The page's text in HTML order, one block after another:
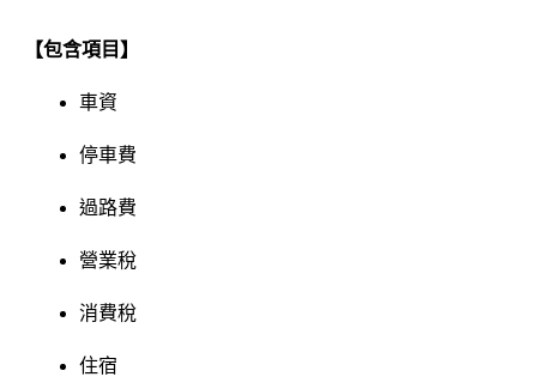
【包含項目】
車資
停車費
過路費
營業稅
消費稅
住宿